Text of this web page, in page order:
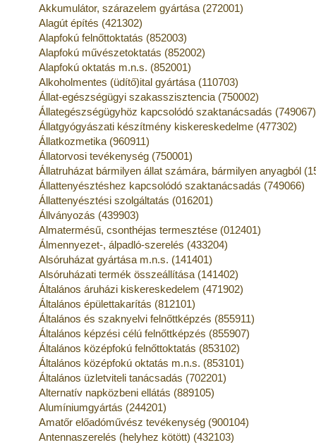
Akkumulátor, szárazelem gyártása (272001)
Alagút építés (421302)
Alapfokú felnőttoktatás (852003)
Alapfokú művészetoktatás (852002)
Alapfokú oktatás m.n.s. (852001)
Alkoholmentes (üdítő)ital gyártása (110703)
Állat-egészségügyi szakasszisztencia (750002)
Állategészségügyhöz kapcsolódó szaktanácsadás (749067)
Állatgyógyászati készítmény kiskereskedelme (477302)
Állatkozmetika (960911)
Állatorvosi tevékenység (750001)
Állatruházat bármilyen állat számára, bármilyen anyagból
Állattenyésztéshez kapcsolódó szaktanácsadás (749066)
Állattenyésztési szolgáltatás (016201)
Állványozás (439903)
Almatermésű, csonthéjas termesztése (012401)
Álmennyezet-, álpadló-szerelés (433204)
Alsóruházat gyártása m.n.s. (141401)
Alsóruházati termék összeállítása (141402)
Általános áruházi kiskereskedelem (471902)
Általános épülettakarítás (812101)
Általános és szaknyelvi felnőttképzés (855911)
Általános képzési célú felnőttképzés (855907)
Általános középfokú felnőttoktatás (853102)
Általános középfokú oktatás m.n.s. (853101)
Általános üzletviteli tanácsadás (702201)
Alternatív napközbeni ellátás (889105)
Alumíniumgyártás (244201)
Amatőr előadóművész tevékenység (900104)
Antennaszerelés (helyhez kötött) (432103)